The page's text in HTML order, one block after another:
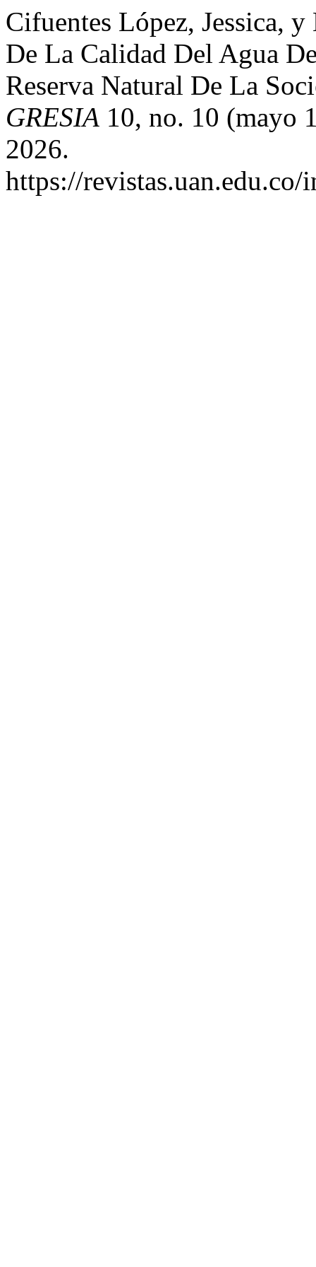
Cifuentes López, Jessica,
De La Calidad Del Agua
Reserva Natural De La
GRESIA 10, no. 10 (mayo
2026.
https://